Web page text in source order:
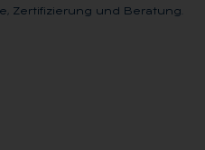
Zertifizierung und Beratung.